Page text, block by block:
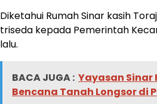
Diketahui Rumah Sinar kasih
triseda kepada Pemerintah
lalu.
BACA JUGA : Yayasan Sinar
Bencana Tanah Longsor di